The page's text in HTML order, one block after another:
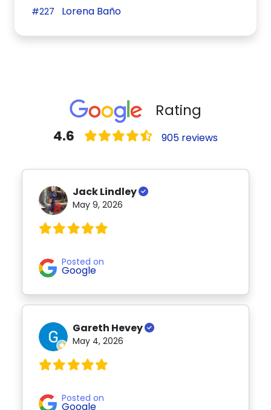
#227 Lorena Baño
Rating
4.6 905 reviews
Jack Lindley
May 9, 2026
Posted on
Google
Gareth Hevey
May 4, 2026
Posted on
Google